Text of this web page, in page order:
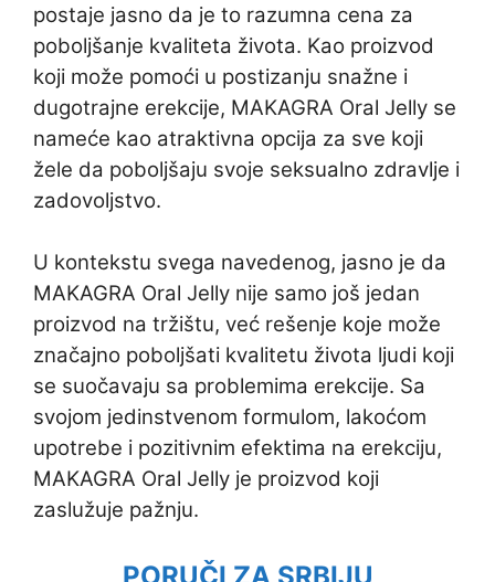
postaje jasno da je to razumna cena za
poboljšanje kvaliteta života. Kao proizvod
koji može pomoći u postizanju snažne i
dugotrajne erekcije, MAKAGRA Oral Jelly se
nameće kao atraktivna opcija za sve koji
žele da poboljšaju svoje seksualno zdravlje i
zadovoljstvo.
U kontekstu svega navedenog, jasno je da
MAKAGRA Oral Jelly nije samo još jedan
proizvod na tržištu, već rešenje koje može
značajno poboljšati kvalitetu života ljudi koji
se suočavaju sa problemima erekcije. Sa
svojom jedinstvenom formulom, lakoćom
upotrebe i pozitivnim efektima na erekciju,
MAKAGRA Oral Jelly je proizvod koji
zaslužuje pažnju.